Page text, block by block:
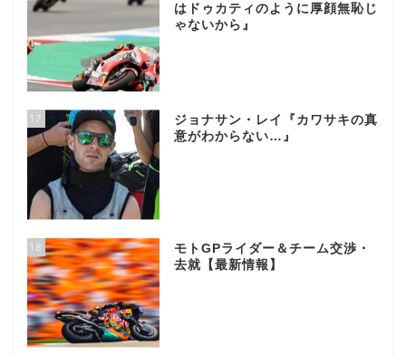
はドゥカティのように厚顔無恥じ
ゃないから』
17
ジョナサン・レイ『カワサキの真
意がわからない…』
18
モトGPライダー＆チーム交渉・
去就【最新情報】